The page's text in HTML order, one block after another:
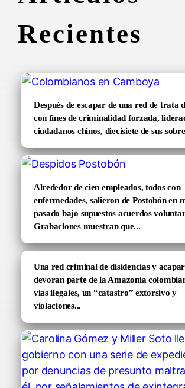
Recientes
Después de escapar de una red de trata
con fines de criminalidad forzada,
ciudadanos chinos, diecisiete de sus
Alrededor de cien empleados, todos con
enfermedades, salieron de Postobón en
pasado bajo supuestos acuerdos
Grabaciones muestran que...
Una red criminal de disidencias y
devoran parte de la Amazonía
vías ilegales, un “catastro” extorsivo y
violaciones...